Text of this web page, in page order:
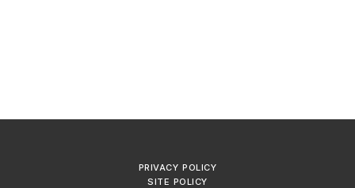
PRIVACY POLICY
SITE POLICY